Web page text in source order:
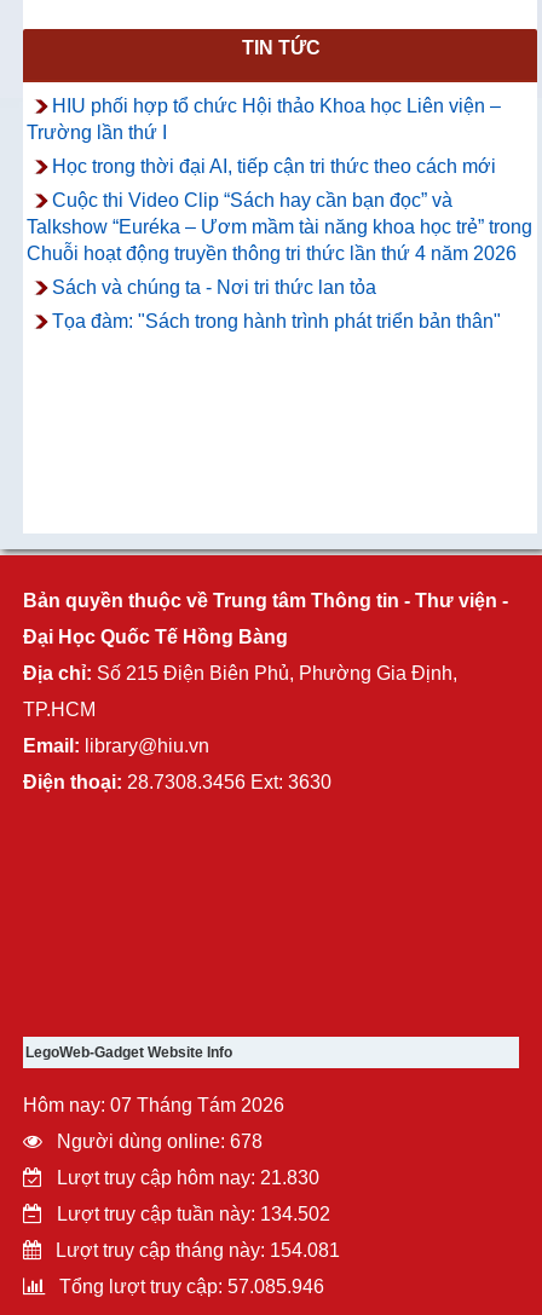
TIN TỨC
HIU phối hợp tổ chức Hội thảo Khoa học Liên viện –
Trường lần thứ I
Học trong thời đại AI, tiếp cận tri thức theo cách mới
Cuộc thi Video Clip “Sách hay cần bạn đọc” và
Talkshow “Euréka – Ươm mầm tài năng khoa học trẻ” trong
Chuỗi hoạt động truyền thông tri thức lần thứ 4 năm 2026
Sách và chúng ta - Nơi tri thức lan tỏa
Tọa đàm: "Sách trong hành trình phát triển bản thân"
Bản quyền thuộc về Trung tâm Thông tin - Thư viện -
Đại Học Quốc Tế Hồng Bàng
Địa chỉ: Số 215 Điện Biên Phủ, Phường Gia Định,
TP.HCM
Email: library@hiu.vn
Điện thoại: 28.7308.3456 Ext: 3630
LegoWeb-Gadget Website Info
Hôm nay: 07 Tháng Tám 2026
Người dùng online: 678
Lượt truy cập hôm nay: 21.830
Lượt truy cập tuần này: 134.502
Lượt truy cập tháng này: 154.081
Tổng lượt truy cập: 57.085.946